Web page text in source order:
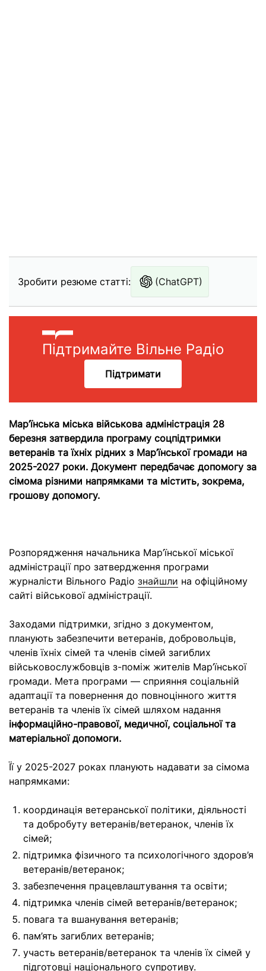
Зробити резюме статті: (ChatGPT)
Підтримайте Вільне Радіо
Підтримати
Мар’їнська міська військова адміністрація 28
березня затвердила програму соцпідтримки
ветеранів та їхніх рідних з Мар’їнської громади на
2025-2027 роки. Документ передбачає допомогу за
сімома різними напрямками та містить, зокрема,
грошову допомогу.
Розпорядження начальника Мар’їнської міської
адміністрації про затвердження програми
журналісти Вільного Радіо знайшли на офіційному
сайті військової адміністрації.
Заходами підтримки, згідно з документом,
планують забезпечити ветеранів, добровольців,
членів їхніх сімей та членів сімей загиблих
військовослужбовців з-поміж жителів Мар’їнської
громади. Мета програми — сприяння соціальній
адаптації та повернення до повноцінного життя
ветеранів та членів їх сімей шляхом надання
інформаційно-правової, медичної, соціальної та
матеріальної допомоги.
Її у 2025-2027 роках планують надавати за сімома
напрямками:
координація ветеранської політики, діяльності
та добробуту ветеранів/ветеранок, членів їх
сімей;
підтримка фізичного та психологічного здоров’я
ветеранів/ветеранок;
забезпечення працевлаштування та освіти;
підтримка членів сімей ветеранів/ветеранок;
повага та вшанування ветеранів;
пам’ять загиблих ветеранів;
участь ветеранів/ветеранок та членів їх сімей у
підготовці національного супротиву.